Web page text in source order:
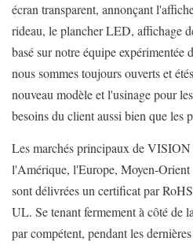
Temp/humidité de
stockage
-
Certification CE, RoHS
écran transparent, annonçant
rideau, le plancher LED, affichage
basé sur notre équipe
nous sommes toujours ouverts et
nouveau modèle et l'usinage pour
besoins du client aussi bien que les
Les marchés principaux de
l'Amérique, l'Europe, Moyen-
sont délivrées un certificat par
UL. Se tenant fermement à côté de
par compétent, pendant les